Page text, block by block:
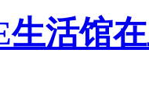
生活馆